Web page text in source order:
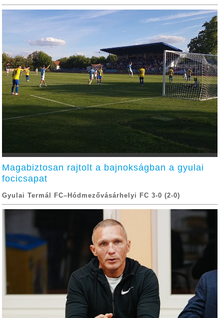
Magabiztosan rajtolt a bajnokságban a gyulai
focicsapat
Gyulai Termál FC–Hódmezővásárhelyi FC 3-0 (2-0)